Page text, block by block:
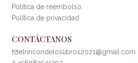
Política de reembolso
Política de privacidad
CONTÁCTANOS
elrincondeloslibros2021@gmail.com